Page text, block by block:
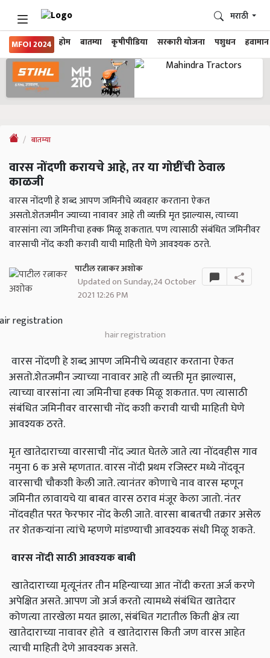
MFOI 2024 होम बातम्या कृषीपीडिया सरकारी योजना पशुधन हवामान
मराठी
बातम्या
वारस नोंदणी करायचे आहे, तर या गोष्टींची ठेवाल
काळजी
वारस नोंदणी हे शब्द आपण जमिनीचे व्यवहार करताना ऐकत
असतो.शेतजमीन ज्याच्या नावावर आहे ती व्यक्ती मृत झाल्यास, त्याच्या
वारसांना त्या जमिनीचा हक्क मिळू शकतात. पण त्यासाठी संबंधित जमिनीवर
वारसाची नोंद कशी करावी याची माहिती घेणे आवश्यक ठरते.
पाटील रत्नाकर अशोक
Updated on Sunday, 24 October
2021 12:26 PM
hair registration
वारस नोंदणी हे शब्द आपण जमिनीचे व्यवहार करताना ऐकत
असतो.शेतजमीन ज्याच्या नावावर आहे ती व्यक्ती मृत झाल्यास,
त्याच्या वारसांना त्या जमिनीचा हक्क मिळू शकतात. पण त्यासाठी
संबंधित जमिनीवर वारसाची नोंद कशी करावी याची माहिती घेणे
आवश्यक ठरते.
मृत खातेदाराच्या वारसाची नोंद ज्यात घेतले जाते त्या नोंदवहीस गाव
नमुना 6 क असे म्हणतात. वारस नोंदी प्रथम रजिस्टर मध्ये नोंदवून
वारसाची चौकशी केली जाते. त्यानंतर कोणाचे नाव वारस म्हणून
जमिनीत लावायचे या बाबत वारस ठराव मंजूर केला जातो. नंतर
नोंदवहीत परत फेरफार नोंद केली जाते. वारसा बाबतची तक्रार असेल
तर शेतकऱ्यांना त्यांचे म्हणणे मांडण्याची आवश्यक संधी मिळू शकते.
वारस नोंदी साठी आवश्यक बाबी
खातेदाराच्या मृत्यूनंतर तीन महिन्याच्या आत नोंदी करता अर्ज करणे
अपेक्षित असते. आपण जो अर्ज करतो त्यामध्ये संबंधित खातेदार
कोणत्या तारखेला मयत झाला, संबंधित गटातील किती क्षेत्र त्या
खातेदाराच्या नावावर होते व खातेदारास किती जण वारस आहेत
त्याची माहिती देणे आवश्यक असते.